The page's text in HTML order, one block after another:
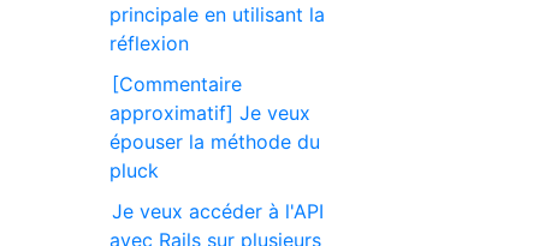
principale en utilisant la
réflexion
[Commentaire
approximatif] Je veux
épouser la méthode du
pluck
Je veux accéder à l'API
avec Rails sur plusieurs